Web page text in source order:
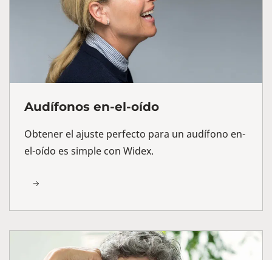
Audífonos en-el-oído
Obtener el ajuste perfecto para un audífono en-
el-oído es simple con Widex.